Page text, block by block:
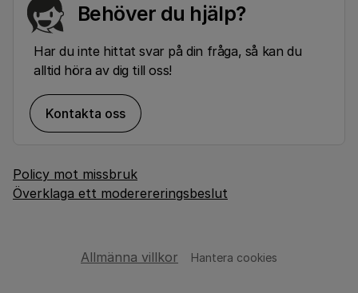
Behöver du hjälp?
Har du inte hittat svar på din fråga, så kan du
alltid höra av dig till oss!
Kontakta oss
Policy mot missbruk
Överklaga ett moderereringsbeslut
Allmänna villkor Hantera cookies